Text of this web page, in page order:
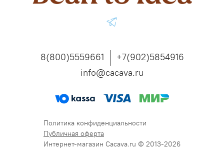
8(800)5559661
+7(902)5854916
info@cacava.ru
Политика конфиденциальности
Публичная оферта
Интернет-магазин Cacava.ru © 2013-2026